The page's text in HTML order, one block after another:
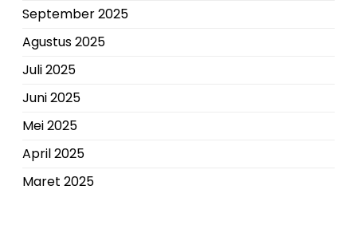
September 2025
Agustus 2025
Juli 2025
Juni 2025
Mei 2025
April 2025
Maret 2025